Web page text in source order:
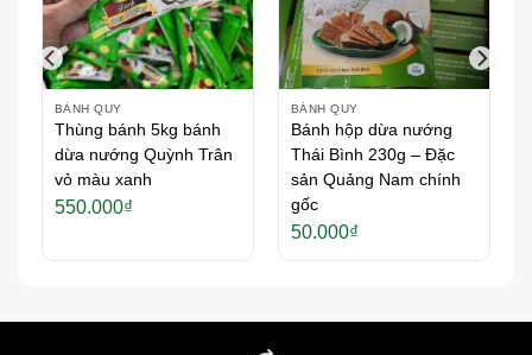
BÁNH QUY
Thùng bánh 5kg bánh
dừa nướng Quỳnh Trân
vỏ màu xanh
550.000₫
BÁNH QUY
Bánh hộp dừa nướng
Thái Bình 230g – Đặc
sản Quảng Nam chính
gốc
50.000₫